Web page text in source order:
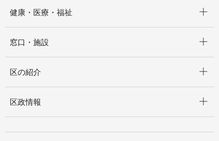
健康・医療・福祉
窓口・施設
区の紹介
区政情報